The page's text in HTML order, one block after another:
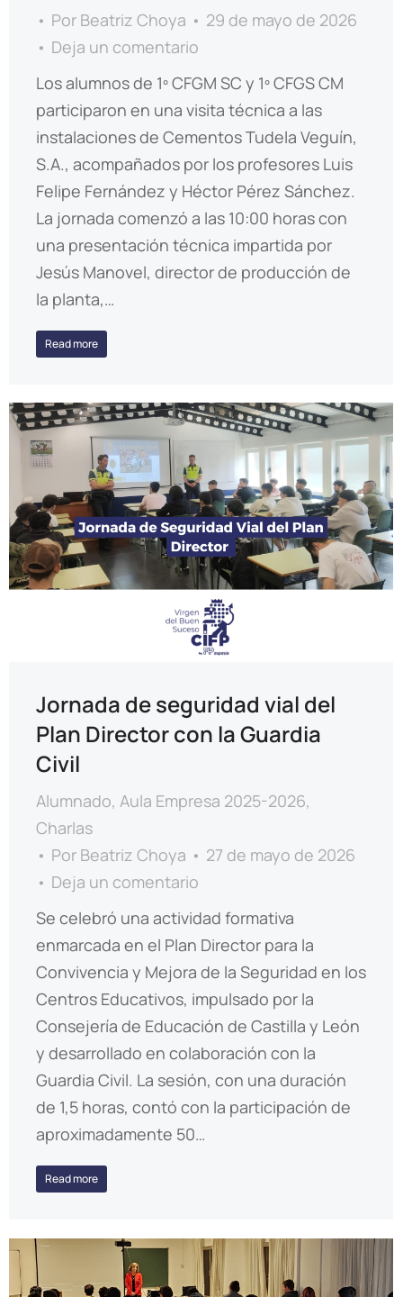
Por Beatriz Choya
29 de mayo de 2026
Deja un comentario
Los alumnos de 1º CFGM SC y 1º CFGS CM
participaron en una visita técnica a las
instalaciones de Cementos Tudela Veguín,
S.A., acompañados por los profesores Luis
Felipe Fernández y Héctor Pérez Sánchez.
La jornada comenzó a las 10:00 horas con
una presentación técnica impartida por
Jesús Manovel, director de producción de
la planta,…
Read more
Jornada de seguridad vial del
Plan Director con la Guardia
Civil
Alumnado, Aula Empresa 2025-2026,
Charlas
Por Beatriz Choya
27 de mayo de 2026
Deja un comentario
Se celebró una actividad formativa
enmarcada en el Plan Director para la
Convivencia y Mejora de la Seguridad en los
Centros Educativos, impulsado por la
Consejería de Educación de Castilla y León
y desarrollado en colaboración con la
Guardia Civil. La sesión, con una duración
de 1,5 horas, contó con la participación de
aproximadamente 50…
Read more